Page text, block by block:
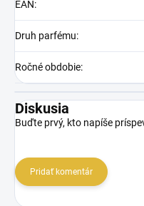
EAN:
Druh parfému:
Ročné obdobie:
Diskusia
Buďte prvý, kto napíše
Pridať komentár